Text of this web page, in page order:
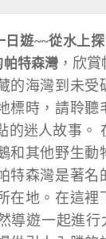
日遊~~從水上
帕特森灣 ， 欣賞
的海灣到未受
標時，請聆聽
的迷人故事。
和其他野生動
特森灣是著名
在地。在這裡
導遊一起進行